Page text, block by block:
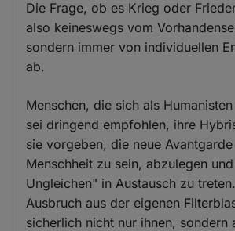
Die Frage, ob es Krieg oder
also keineswegs vom
sondern immer von individuellen
ab.
Menschen, die sich als
sei dringend empfohlen, ihre
sie vorgeben, die neue
Menschheit zu sein, abzulegen
Ungleichen" in Austausch zu
Ausbruch aus der eigenen
sicherlich nicht nur ihnen, sondern